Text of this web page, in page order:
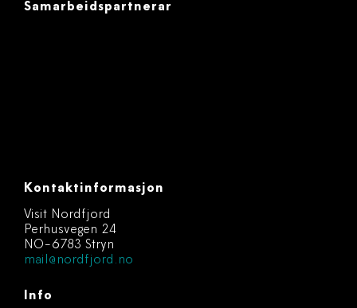
Samarbeidspartnerar
Kontaktinformasjon
Visit Nordfjord
Perhusvegen 24
NO-6783 Stryn
mail@nordfjord.no
Info